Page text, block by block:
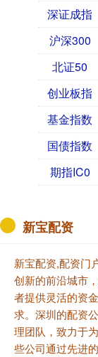
深证成指
沪深300
北证50
创业板指
基金指数
国债指数
期指IC0
新宝配资
新宝配资,配资门
创新的前沿城市
者提供灵活的资
求。深圳的配资
理团队，致力于
些公司通过先进